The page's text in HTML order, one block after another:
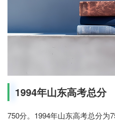
1994年山东高考总分
750分。1994年山东高考总分为